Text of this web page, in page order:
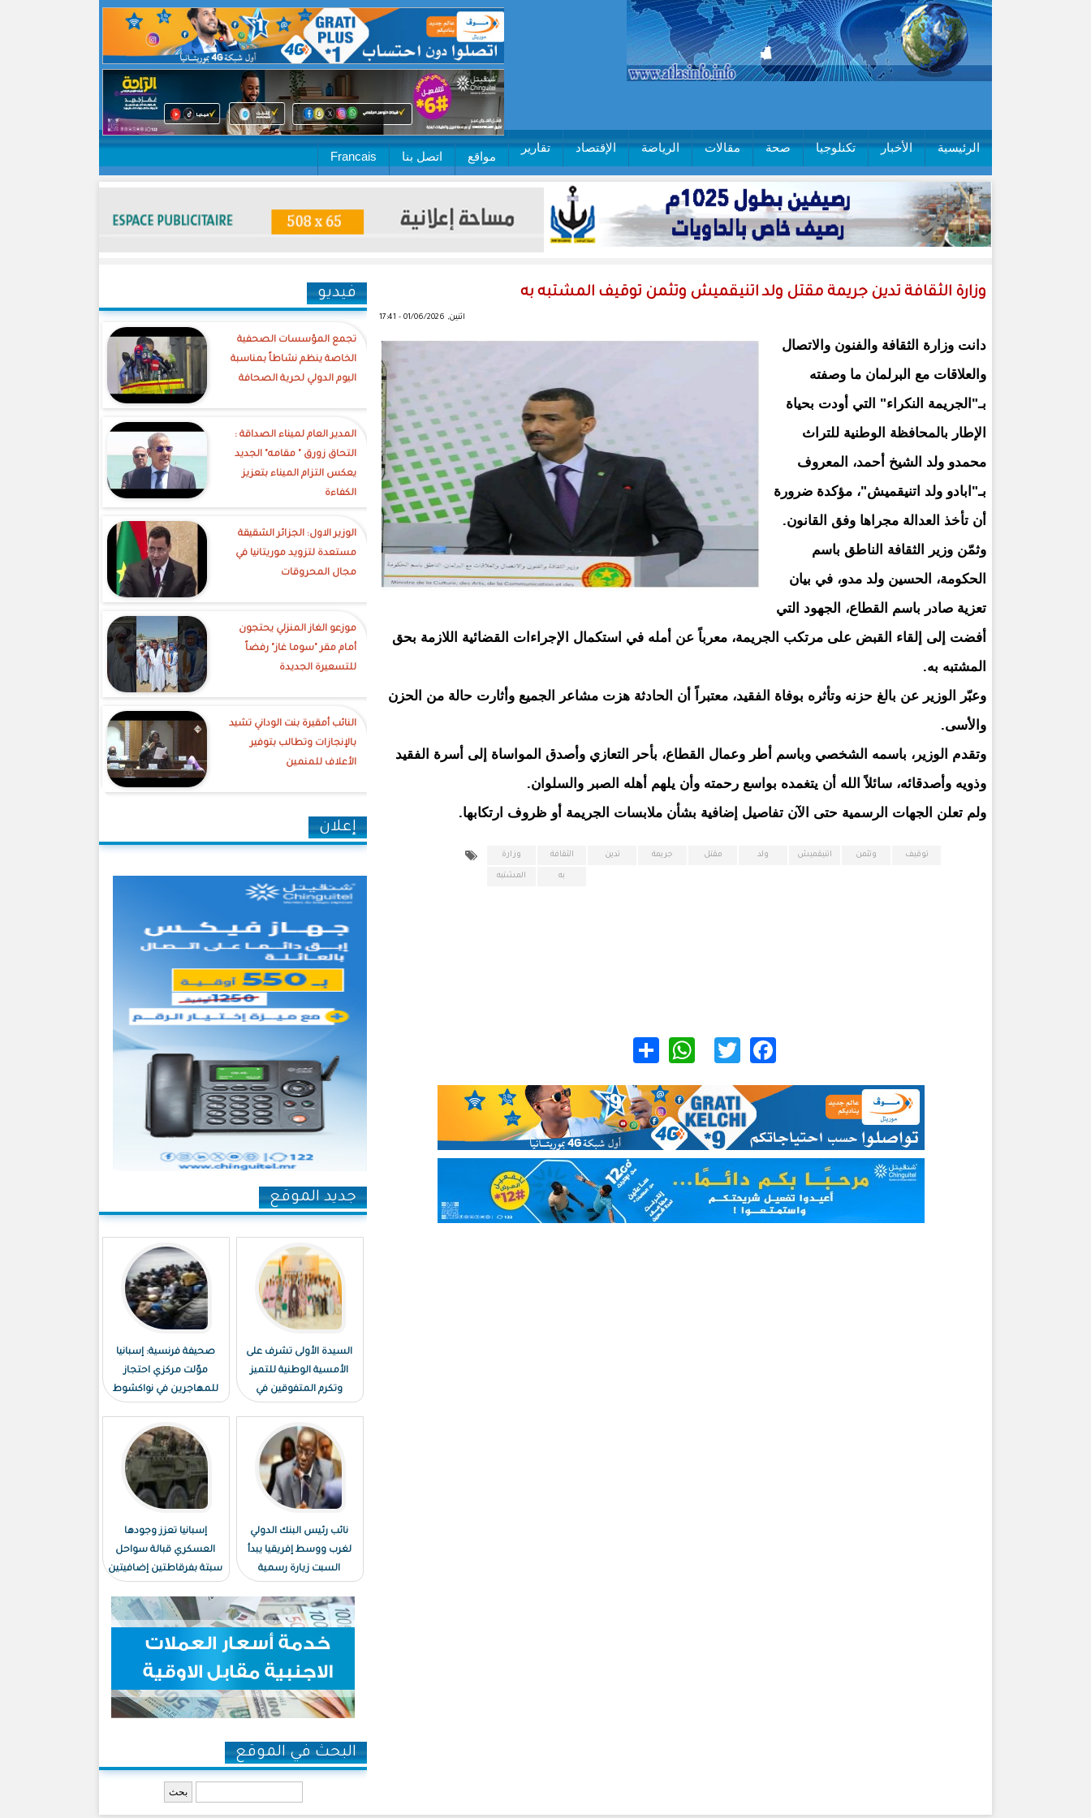
الرئيسية الأخبار تكنلوجيا صحة مقالات الرياضة الإقتصاد تقارير
مواقع اتصل بنا Francais
وزارة الثقافة تدين جريمة مقتل ولد اتنيقميش وتثمن توقيف المشتبه به
اثنين, 01/06/2026 - 17:41
دانت وزارة الثقافة والفنون والاتصال
والعلاقات مع البرلمان ما وصفته
بـ"الجريمة النكراء" التي أودت بحياة
الإطار بالمحافظة الوطنية للتراث
محمدو ولد الشيخ أحمد، المعروف
بـ"ابادو ولد اتنيقميش"، مؤكدة ضرورة
أن تأخذ العدالة مجراها وفق القانون.
وثمّن وزير الثقافة الناطق باسم
الحكومة، الحسين ولد مدو، في بيان
تعزية صادر باسم القطاع، الجهود التي
أفضت إلى إلقاء القبض على مرتكب الجريمة، معرباً عن أمله في استكمال الإجراءات القضائية اللازمة بحق
المشتبه به.
وعبّر الوزير عن بالغ حزنه وتأثره بوفاة الفقيد، معتبراً أن الحادثة هزت مشاعر الجميع وأثارت حالة من الحزن
والأسى.
وتقدم الوزير، باسمه الشخصي وباسم أطر وعمال القطاع، بأحر التعازي وأصدق المواساة إلى أسرة الفقيد
وذويه وأصدقائه، سائلاً الله أن يتغمده بواسع رحمته وأن يلهم أهله الصبر والسلوان.
ولم تعلن الجهات الرسمية حتى الآن تفاصيل إضافية بشأن ملابسات الجريمة أو ظروف ارتكابها.
وزارة الثقافة تدين جريمة مقتل ولد اتنيقميش وتثمن توقيف
المشتبه به
Facebook
Twitter
WhatsApp
فيديو
تجمع المؤسسات الصحفية
الخاصة ينظم نشاطاً بمناسبة
اليوم الدولي لحرية الصحافة
‎المدير العام لميناء الصداقة :
التحاق زورق " مقامه" الجديد
يعكس التزام الميناء بتعزيز
الكفاءة
الوزير الاول: الجزائر الشقيقة
مستعدة لتزويد موريتانيا في
مجال المحروقات
موزعو الغاز المنزلي يحتجون
أمام مقر "سوما غاز" رفضاً
للتسعيرة الجديدة
النائب أمقيرة بنت الوداني تشيد
بالإنجازات وتطالب بتوفير
الأعلاف للمنمين
إعلان
جديد الموقع
السيدة الأولى تشرف على
الأمسية الوطنية للتميز
وتكرم المتفوقين في
صحيفة فرنسية: إسبانيا
موّلت مركزي احتجاز
للمهاجرين في نواكشوط
نائب رئيس البنك الدولي
لغرب ووسط إفريقيا يبدأ
السبت زيارة رسمية
إسبانيا تعزز وجودها
العسكري قبالة سواحل
سبتة بفرقاطتين إضافيتين
البحث في الموقع